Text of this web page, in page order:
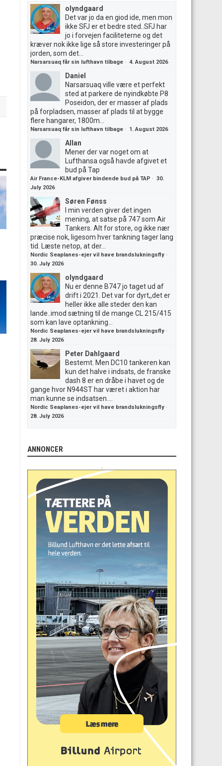
olyndgaard
Det var jo da en giod ide, men mon
ikke SFJ er et bedre sted..SFJ har
jo i forvejen faciliteterne og det
kræver nok ikke lige så store investeringer på
jorden, som det...
Narsarsuaq får sin lufthavn tilbage · 4. August 2026
Daniel
Narsarsuaq ville være et perfekt
sted at parkere de nyindkøbte P8
Poseidon, der er masser af plads
på forpladsen, masser af plads til at bygge
flere hangarer, 1800m...
Narsarsuaq får sin lufthavn tilbage · 1. August 2026
Allan
Mener der var noget om at
Lufthansa også havde afgivet et
bud på Tap
Air France-KLM afgiver bindende bud på TAP · 30.
July 2026
Søren Fønss
I min verden giver det ingen
mening, at satse på 747 som Air
Tankers. Alt for store, og ikke nær
præcise nok, ligesom hver tankning tager lang
tid. Læste netop, at der...
Nordic Seaplanes-ejer vil have brandslukningsfly ·
30. July 2026
olyndgaard
Nu er denne B747 jo taget ud af
drift i 2021. Det var for dyrt,,det er
heller ikke alle steder den kan
lande..imod sætning til de mange CL 215/415
som kan lave optankning...
Nordic Seaplanes-ejer vil have brandslukningsfly ·
28. July 2026
Peter Dahlgaard
Bestemt. Men DC10 tankeren kan
kun det halve i indsats, de franske
dash 8 er en dråbe i havet og de
gange hvor N944ST har været i aktion har
man kunne se indsatsen....
Nordic Seaplanes-ejer vil have brandslukningsfly ·
28. July 2026
ANNONCER